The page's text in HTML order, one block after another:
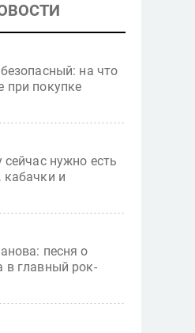
на что
при покупке
нужно есть
кабачки и
песня о
в главный рок-